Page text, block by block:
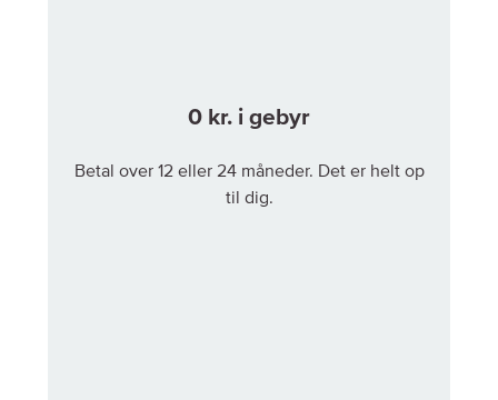
0 kr. i gebyr
Betal over 12 eller 24 måneder. Det er helt op
til dig.